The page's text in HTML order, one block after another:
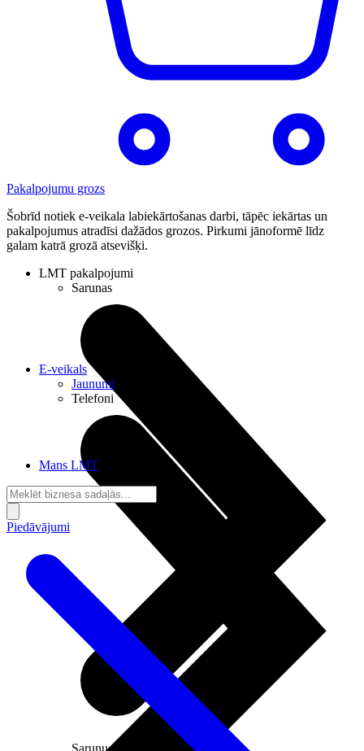
Pakalpojumu grozs
Šobrīd notiek e-veikala labiekārtošanas darbi, tāpēc iekārtas un
pakalpojumus atradīsi dažādos grozos. Pirkumi jānoformē līdz
galam katrā grozā atsevišķi.
LMT pakalpojumi
Sarunas
Sarunu pieslēgumi
E-veikals
Jaunumi
Telefoni
Mans LMT
Piedāvājumi